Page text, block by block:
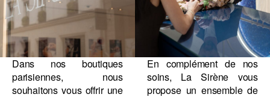
Dans nos boutiques
parisiennes, nous
souhaitons vous offrir une
En complément de nos
soins, La Sirène vous
propose un ensemble de